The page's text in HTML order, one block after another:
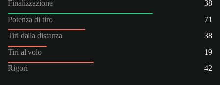
Finalizzazione
38
Potenza di tiro
71
Tiri dalla distanza
38
Tiri al volo
19
Rigori
42